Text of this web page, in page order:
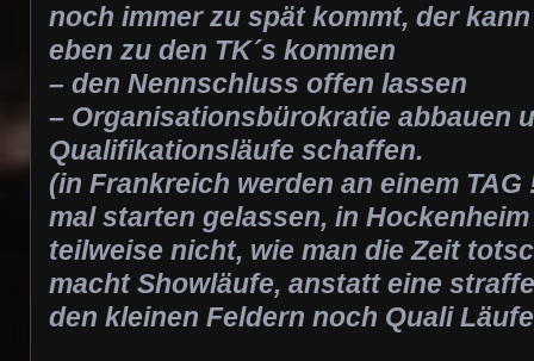
noch immer zu spät kommt, der
eben zu den TK´s kommen
– den Nennschluss offen lassen
– Organisationsbürokratie abbauen
Qualifikationsläufe schaffen.
(in Frankreich werden an einem TAG
mal starten gelassen, in
teilweise nicht, wie man die Zeit
macht Showläufe, anstatt eine
den kleinen Feldern noch Quali